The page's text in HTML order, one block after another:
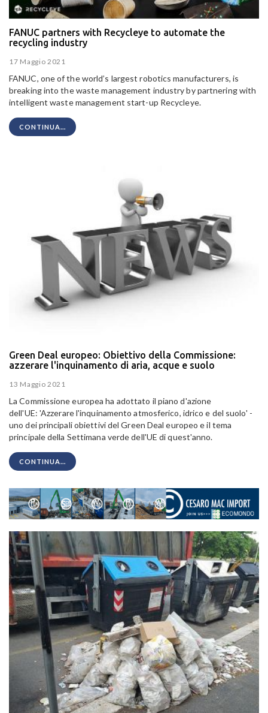
FANUC partners with Recycleye to automate the
recycling industry
17 Maggio 2021
FANUC, one of the world’s largest robotics manufacturers, is
breaking into the waste management industry by partnering with
intelligent waste management start-up Recycleye.
CONTINUA...
Green Deal europeo: Obiettivo della Commissione:
azzerare l'inquinamento di aria, acque e suolo
13 Maggio 2021
La Commissione europea ha adottato il piano d'azione
dell'UE: 'Azzerare l'inquinamento atmosferico, idrico e del suolo' -
uno dei principali obiettivi delGreen Deal europeo e il tema
principale della Settimana verde dell'UE di quest'anno.
CONTINUA...